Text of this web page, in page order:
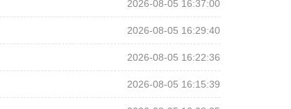
2026-08-05 16:37:00
2026-08-05 16:29:40
2026-08-05 16:22:36
2026-08-05 16:15:39